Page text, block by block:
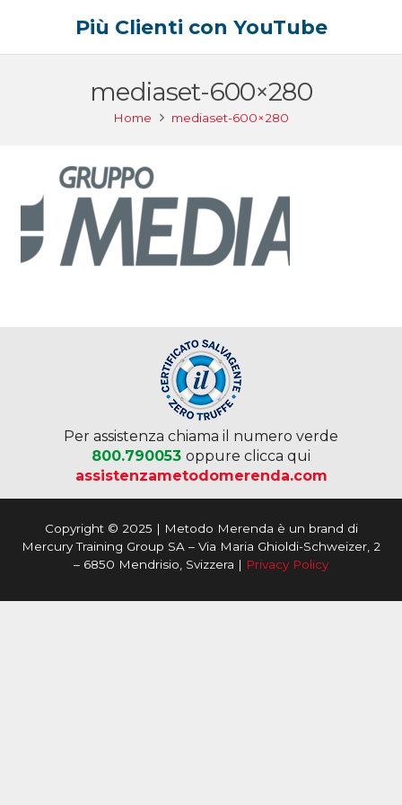
Più Clienti con YouTube
mediaset-600×280
Home mediaset-600×280
Per assistenza chiama il numero verde
800.790053 oppure clicca qui
assistenzametodomerenda.com
Copyright © 2025 | Metodo Merenda è un brand di
Mercury Training Group SA – Via Maria Ghioldi-Schweizer, 2
– 6850 Mendrisio, Svizzera | Privacy Policy